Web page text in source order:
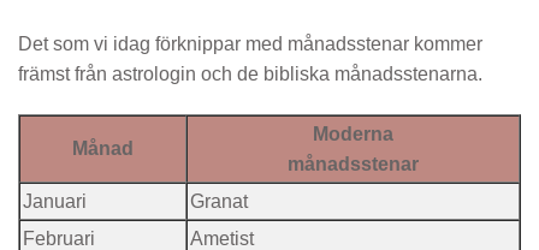
Det som vi idag förknippar med månadsstenar kommer
främst från astrologin och de bibliska månadsstenarna.
Månad
Moderna
månadsstenar
Januari
Granat
Februari
Ametist